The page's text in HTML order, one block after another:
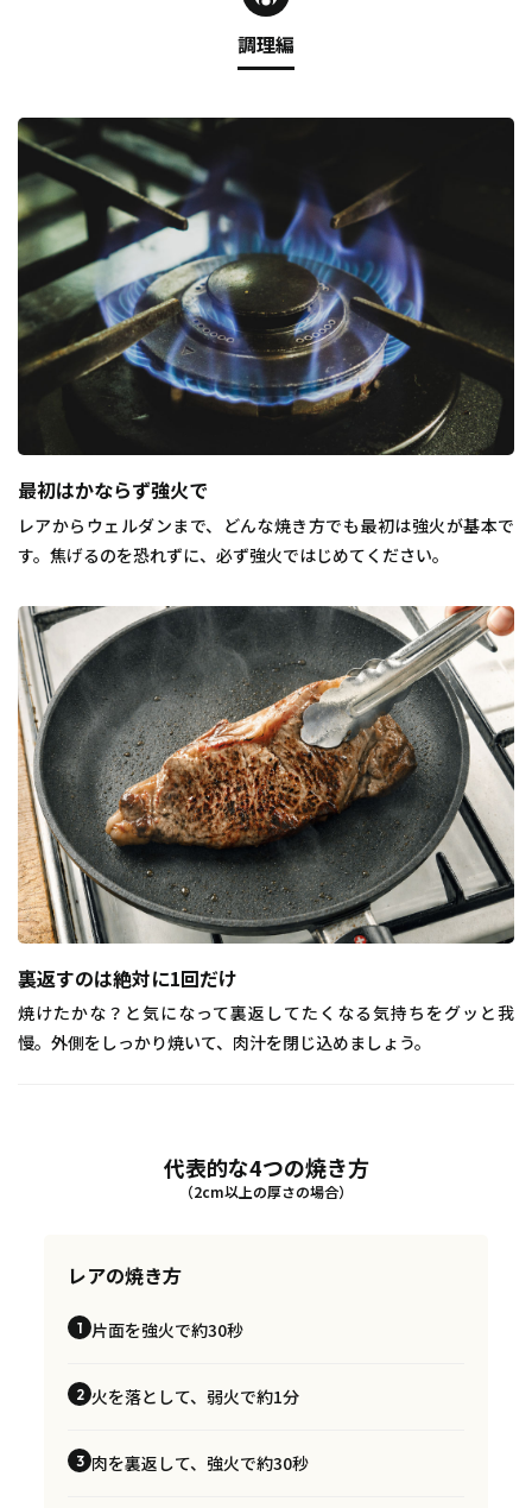
調理編
最初はかならず強火で
レアからウェルダンまで、どんな焼き方でも最初は強火が基本で
す。焦げるのを恐れずに、必ず強火ではじめてください。
裏返すのは絶対に1回だけ
焼けたかな？と気になって裏返してたくなる気持ちをグッと我
慢。外側をしっかり焼いて、肉汁を閉じ込めましょう。
代表的な4つの焼き方
（2cm以上の厚さの場合）
レアの焼き方
1 片面を強火で約30秒
2 火を落として、弱火で約1分
3 肉を裏返して、強火で約30秒